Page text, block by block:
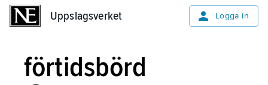
Uppslagsverket Logga in
förtidsbörd